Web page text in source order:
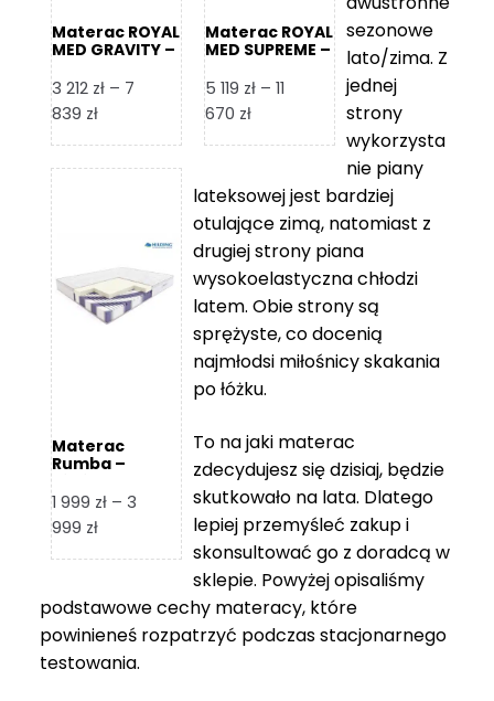
Materac ROYAL
MED GRAVITY –
3 212 zł – 7
839 złZakres
od
839 zł
Materac ROYAL
MED SUPREME –
5 119 zł – 11
670 złZakres
5
119 zł
do
670 zł
Materac
Rumba –
1 999 zł – 3
999 złZakres
1
999 zł
do
sezonowe
lato/zima. Z
jednej
strony
wykorzysta
nie piany
lateksowej jest bardziej
otulające zimą, natomiast z
drugiej strony piana
wysokoelastyczna chłodzi
latem. Obie strony są
sprężyste, co docenią
najmłodsi miłośnicy skakania
po łóżku.
To na jaki materac
zdecydujesz się dzisiaj, będzie
skutkowało na lata. Dlatego
lepiej przemyśleć zakup i
skonsultować go z doradcą w
sklepie. Powyżej opisaliśmy
podstawowe cechy materacy, które
powinieneś rozpatrzyć podczas stacjonarnego
testowania.